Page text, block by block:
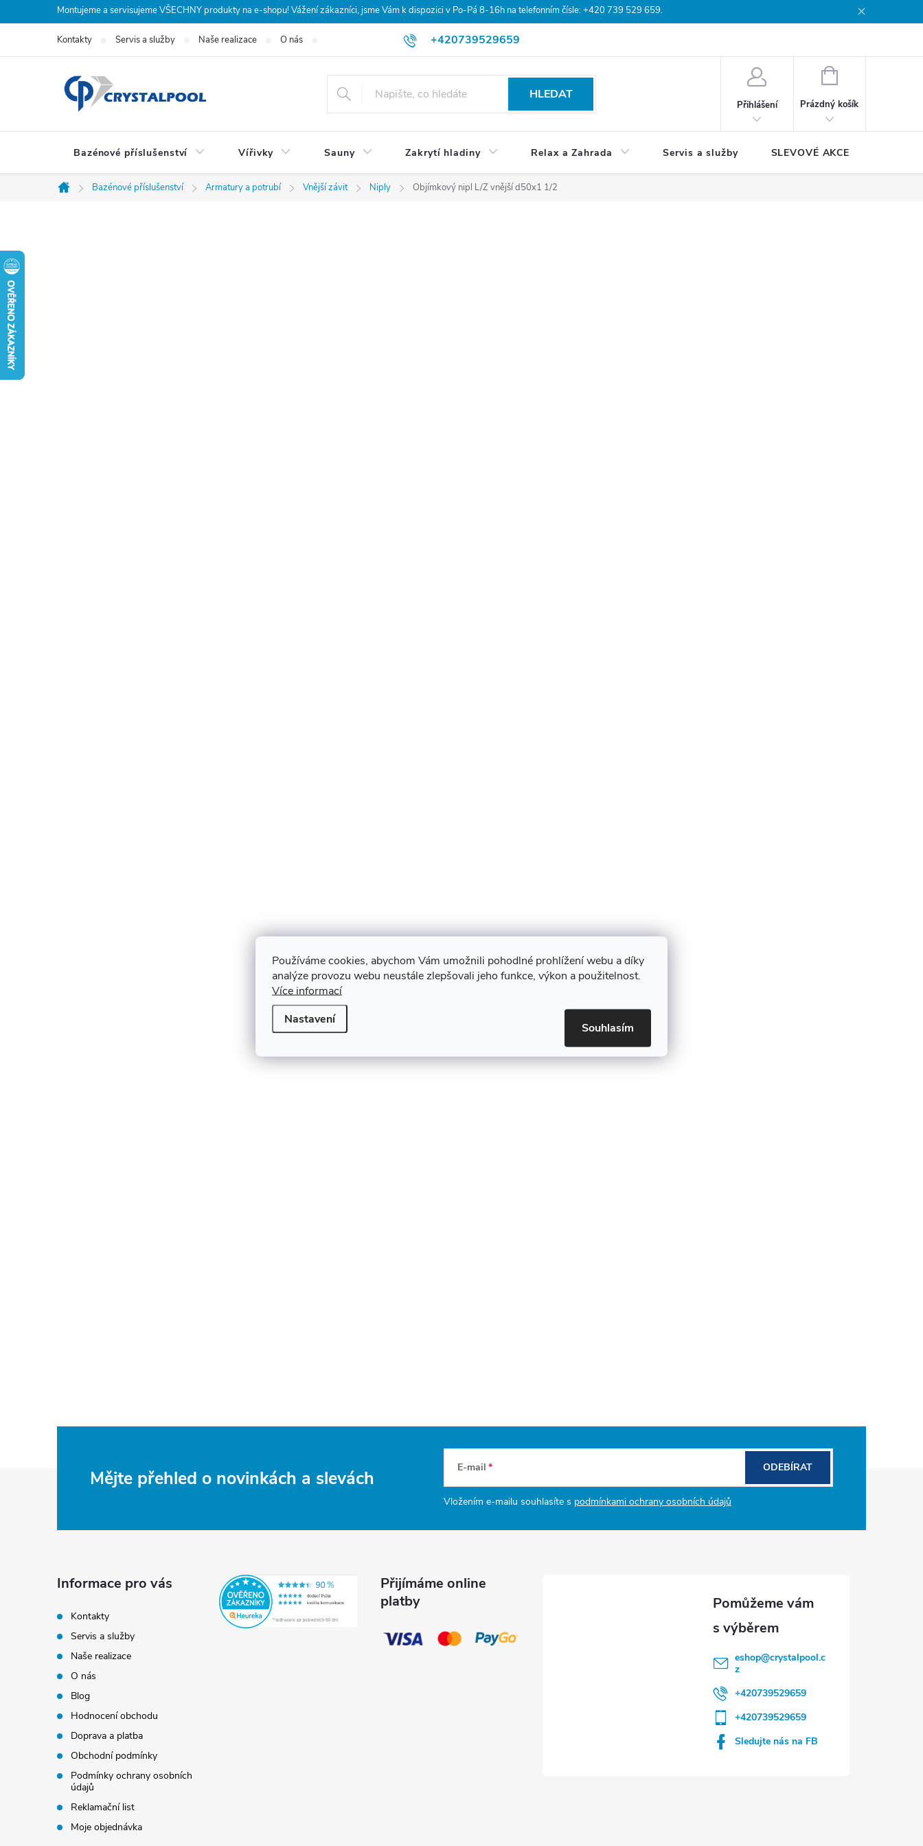
Používáme cookies, abychom Vám umožnili pohodlné prohlížení webu a díky
analýze provozu webu neustále zlepšovali jeho funkce, výkon a použitelnost.
Více informací
Nastavení
Souhlasím
na
Montujeme a servisujeme VŠECHNY produkty na e-shopu! Vážení zákazníci, jsme Vám k dispozici v Po-Pá 8-16h na telefonním čísle: +420 739 529 659.
+420739529659
Kontakty Servis a služby Naše realizace O nás Hodnocení obchodu Doprava a platba
HLEDAT
Přihlášení
NÁKUPNÍ
Prázdný košík
Bazénové příslušenství Vířivky Sauny Zakrytí hladiny Relax a Zahrada Servis a služby SLEVOVÉ AKCE
Domů
Bazénové příslušenství Armatury a potrubí Vnější závit Niply Objímkový nipl L/Z vnější d50x1 1/2
Mějte přehled o novinkách a slevách E-mail
Vložením e-mailu souhlasíte s podmínkami ochrany osobních údajů
ODEBÍRAT
Informace pro vás
Kontakty
Servis a služby
Naše realizace
O nás
Blog
Hodnocení obchodu
Doprava a platba
Obchodní podmínky
Podmínky ochrany osobních
údajů
Reklamační list
Moje objednávka
Přijímáme online
platby
eshop@crystalpool.c
z
+420739529659
+420739529659
Sledujte nás na FB